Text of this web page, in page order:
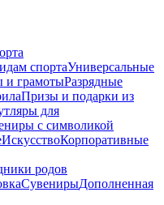
спортаУниверсальные
и грамотыРазрядные
Призы и подарки из
для
с символикой
ИскусствоКорпоративные
родов
СувенирыДополненная